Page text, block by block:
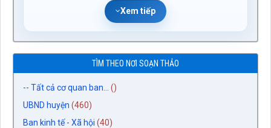
Xem tiếp
TÌM THEO NƠI SOẠN THẢO
-- Tất cả cơ quan ban...
()
UBND huyện (460)
Ban kinh tế - Xã hội (40)